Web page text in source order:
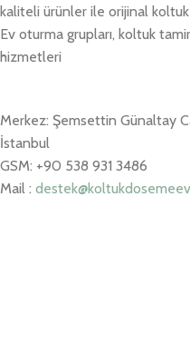
kaliteli ürünler ile orijinal
Ev oturma grupları, koltuk
hizmetleri
Merkez: Şemsettin Günaltay
İstanbul
GSM: +90 538 931 3486
Mail :